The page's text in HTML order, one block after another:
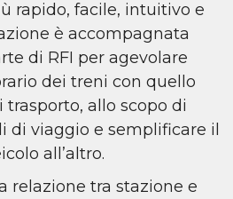
rapido, facile, intuitivo e
è accompagnata
di RFI per agevolare
dei treni con quello
allo scopo di
viaggio e semplificare il
all’altro.
relazione tra stazione e